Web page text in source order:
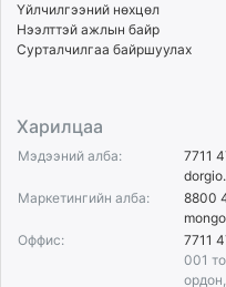
Үйлчилгээний нөхцөл
Нээлттэй ажлын байр
Сурталчилгаа байршуулах
Харилцаа
Мэдээний алба:
7711
Маркетингийн алба:
8800
Оффис:
7711
001